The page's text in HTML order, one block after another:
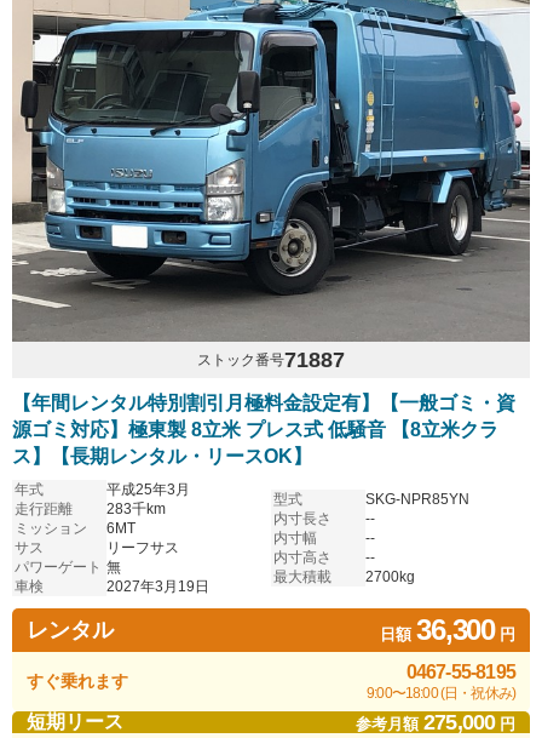
ストック番号71887
【年間レンタル特別割引月極料金設定有】【一般ゴミ・資
源ゴミ対応】極東製 8立米 プレス式 低騒音 【8立米クラ
ス】【長期レンタル・リースOK】
年式
平成25年3月
走行距離
283千km
ミッション
6MT
サス
リーフサス
パワーゲート 無
車検
2027年3月19日
型式
SKG-NPR85YN
内寸長さ
--
内寸幅
--
内寸高さ
--
最大積載
2700kg
レンタル 日額36,300円
すぐ乗れます 0467-55-8195
9:00〜18:00 (日・祝休み)
短期リース 参考月額275,000円